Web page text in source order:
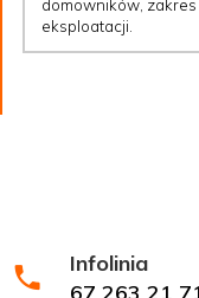
domowników,
eksploatacji.
Infolinia
67 263 21